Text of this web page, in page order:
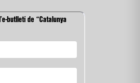
butlletí de “Catalunya